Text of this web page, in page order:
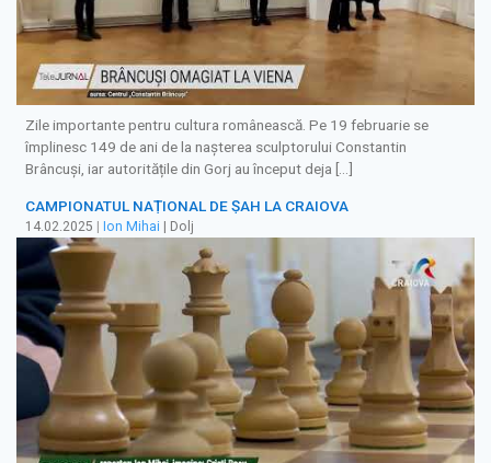
Zile importante pentru cultura românească. Pe 19 februarie se
împlinesc 149 de ani de la nașterea sculptorului Constantin
Brâncuși, iar autoritățile din Gorj au început deja […]
CAMPIONATUL NAȚIONAL DE ȘAH LA CRAIOVA
14.02.2025 Ion Mihai | Dolj